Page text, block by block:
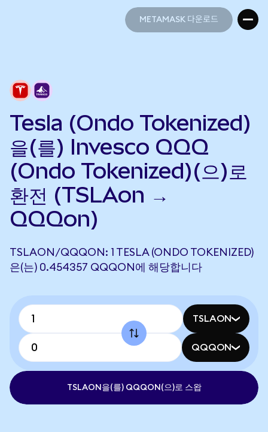
METAMASK 다운로드
Tesla (Ondo Tokenized)
을(를) Invesco QQQ
(Ondo Tokenized)(으)로
환전 (TSLAon →
QQQon)
TSLAON/QQQON: 1 TESLA (ONDO TOKENIZED)
은(는) 0.454357 QQQON에 해당합니다
TSLAON
QQQON
TSLAON을(를) QQQON(으)로 스왑